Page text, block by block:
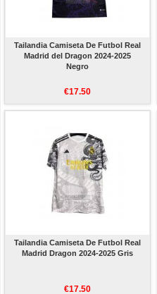
Tailandia Camiseta De Futbol Real
Madrid del Dragon 2024-2025
Negro
€17.50
Tailandia Camiseta De Futbol Real
Madrid Dragon 2024-2025 Gris
€17.50